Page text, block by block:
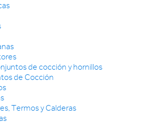
de cocción y hornillos
de Cocción
Termos y Calderas